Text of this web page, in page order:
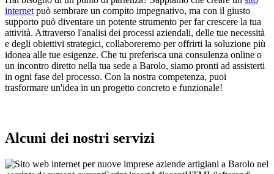
internet può sembrare un compito impegnativo, ma con il giusto
supporto può diventare un potente strumento per far crescere la tua
attività. Attraverso l'analisi dei processi aziendali, delle tue necessità
e degli obiettivi strategici, collaboreremo per offrirti la soluzione più
idonea alle tue esigenze. Che tu preferisca una consulenza online o
un incontro diretto nella tua sede a Barolo, siamo pronti ad assisterti
in ogni fase del processo. Con la nostra competenza, puoi
trasformare un'idea in un progetto concreto e funzionale!
Alcuni dei nostri servizi